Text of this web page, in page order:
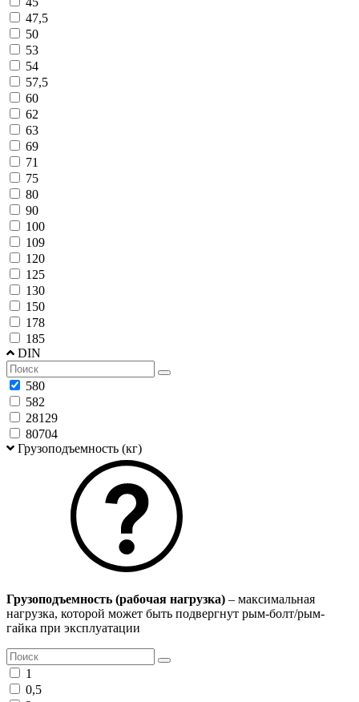
47,5
50
53
54
57,5
60
62
63
69
71
75
80
90
100
109
120
125
130
150
178
185
DIN
580
582
28129
80704
Грузоподъемность (кг)
Грузоподъемность (рабочая нагрузка) – максимальная
нагрузка, которой может быть подвергнут рым-болт/рым-
гайка при эксплуатации
1
0,5